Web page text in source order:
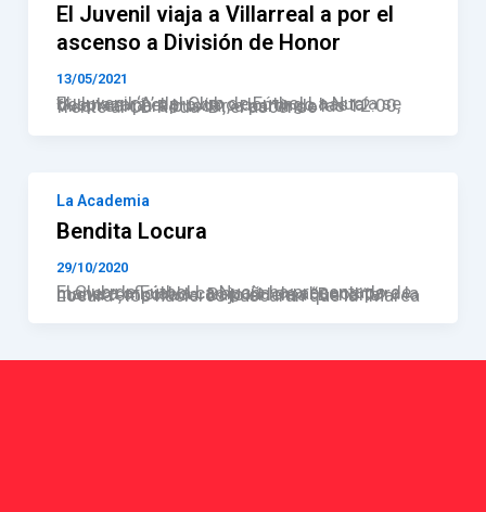
El Juvenil viaja a Villarreal a por el
ascenso a División de Honor
13/05/2021
El Juvenil ‘A’ del Club de Fútbol La Nucía se desplazará el próximo domingo hasta Villarreal para buscar, a partir de las 12:00, frente al CD Roda ‘B’, el ascenso
La Academia
Bendita Locura
29/10/2020
El Club de Fútbol La Nucía ha presentado de manera oficial la campaña de abonos para la nueva temporada. Bajo el lema “Bendita Locura”, los nucieros buscarán que la “Marea